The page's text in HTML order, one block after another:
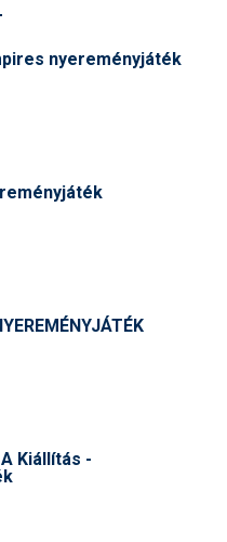
nyereményjáték
Kiállítás -